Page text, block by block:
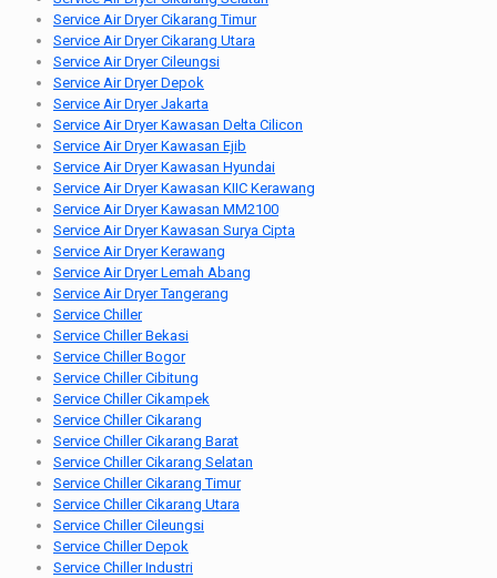
Service Air Dryer Cikarang Timur
Service Air Dryer Cikarang Utara
Service Air Dryer Cileungsi
Service Air Dryer Depok
Service Air Dryer Jakarta
Service Air Dryer Kawasan Delta Cilicon
Service Air Dryer Kawasan Ejib
Service Air Dryer Kawasan Hyundai
Service Air Dryer Kawasan KIIC Kerawang
Service Air Dryer Kawasan MM2100
Service Air Dryer Kawasan Surya Cipta
Service Air Dryer Kerawang
Service Air Dryer Lemah Abang
Service Air Dryer Tangerang
Service Chiller
Service Chiller Bekasi
Service Chiller Bogor
Service Chiller Cibitung
Service Chiller Cikampek
Service Chiller Cikarang
Service Chiller Cikarang Barat
Service Chiller Cikarang Selatan
Service Chiller Cikarang Timur
Service Chiller Cikarang Utara
Service Chiller Cileungsi
Service Chiller Depok
Service Chiller Industri